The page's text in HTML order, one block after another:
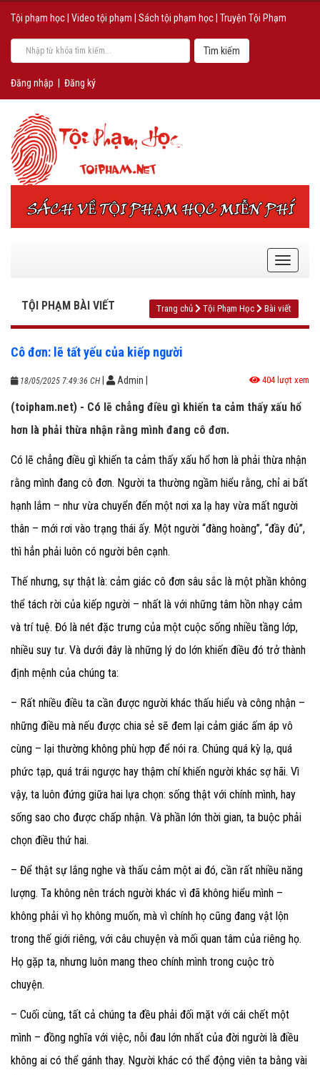
Tội phạm học Video tội phạm Sách tội phạm học Truyện Tội Phạm
Đăng nhập Đăng ký
TỘI PHẠM BÀI VIẾT Trang chủ Tội Phạm Học Bài viết
Cô đơn: lẽ tất yếu của kiếp người
18/05/2025 7:49:36 CH Admin 404 lượt xem
(toipham.net) - Có lẽ chẳng điều gì khiến ta cảm thấy xấu hổ
hơn là phải thừa nhận rằng mình đang cô đơn.
Có lẽ chẳng điều gì khiến ta cảm thấy xấu hổ hơn là phải thừa nhận
rằng mình đang cô đơn. Người ta thường ngầm hiểu rằng, chỉ ai bất
hạnh lắm – như vừa chuyển đến một nơi xa lạ hay vừa mất người
thân – mới rơi vào trạng thái ấy. Một người “đàng hoàng”, “đầy đủ”,
thì hẳn phải luôn có người bên cạnh.
Thế nhưng, sự thật là: cảm giác cô đơn sâu sắc là một phần không
thể tách rời của kiếp người – nhất là với những tâm hồn nhạy cảm
và trí tuệ. Đó là nét đặc trưng của một cuộc sống nhiều tầng lớp,
nhiều suy tư. Và dưới đây là những lý do lớn khiến điều đó trở thành
định mệnh của chúng ta:
– Rất nhiều điều ta cần được người khác thấu hiểu và công nhận –
những điều mà nếu được chia sẻ sẽ đem lại cảm giác ấm áp vô
cùng – lại thường không phù hợp để nói ra. Chúng quá kỳ lạ, quá
phức tạp, quá trái ngược hay thậm chí khiến người khác sợ hãi. Vì
vậy, ta luôn đứng giữa hai lựa chọn: sống thật với chính mình, hay
sống sao cho được chấp nhận. Và phần lớn thời gian, ta buộc phải
chọn điều thứ hai.
– Để thật sự lắng nghe và thấu cảm một ai đó, cần rất nhiều năng
lượng. Ta không nên trách người khác vì đã không hiểu mình –
không phải vì họ không muốn, mà vì chính họ cũng đang vật lộn
trong thế giới riêng, với câu chuyện và mối quan tâm của riêng họ.
Họ gặp ta, nhưng luôn mang theo chính mình trong cuộc trò
chuyện.
– Cuối cùng, tất cả chúng ta đều phải đối mặt với cái chết một
mình – đồng nghĩa với việc, nỗi đau lớn nhất của đời người là điều
không ai có thể gánh thay. Người khác có thể động viên ta bằng vài